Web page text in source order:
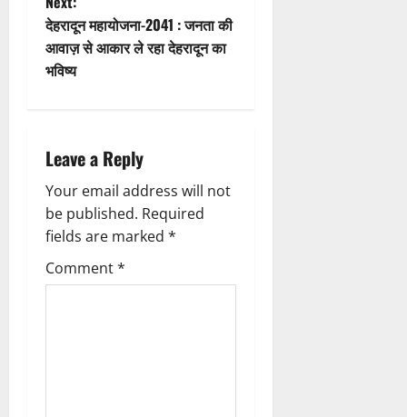
n
t
n
v
i
g
a
देहरादून महायोजना-2041 : जनता की
आवाज़ से आकार ले रहा देहरादून का
भविष्य
Leave a Reply
Your email address will not
be published. Required
fields are marked *
Comment*